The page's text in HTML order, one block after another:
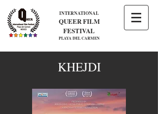
INTERNATIONAL
QUEER FILM
FESTIVAL
PLAYA DEL CARMEN
KHEJDI